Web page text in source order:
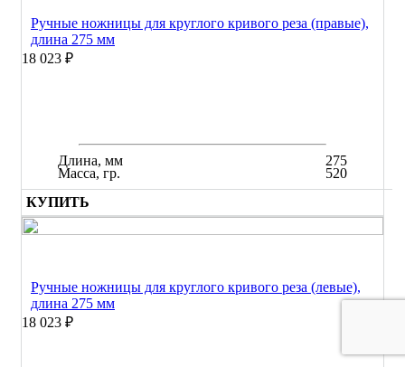
Ручные ножницы для круглого кривого реза (правые),
длина 275 мм
18 023 ₽
Длина, мм
Масса, гр.
275
520
КУПИТЬ
Ручные ножницы для круглого кривого реза (левые),
длина 275 мм
18 023 ₽